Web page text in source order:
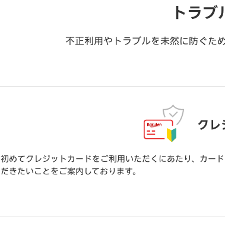
トラ
不正利用やトラブルを未然に防ぐた
クレ
初めてクレジットカードをご利用いただくにあたり、カー
だきたいことをご案内しております。